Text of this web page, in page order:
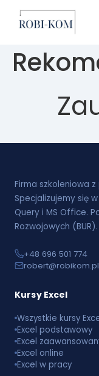
Firma szkoleniowa
Specjalizujemy się
Query i MS Office.
Rozwojowych (BUR).
+48 696 501 774
robert@robikom.pl
Kursy Excel
Wszystkie kursy
Excel podstawowy
Excel
Excel online
Excel w pracy